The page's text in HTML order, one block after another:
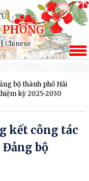
Chinese
bộ thành phố Hải
kỳ 2025-2030
kết công tác
Đảng bộ